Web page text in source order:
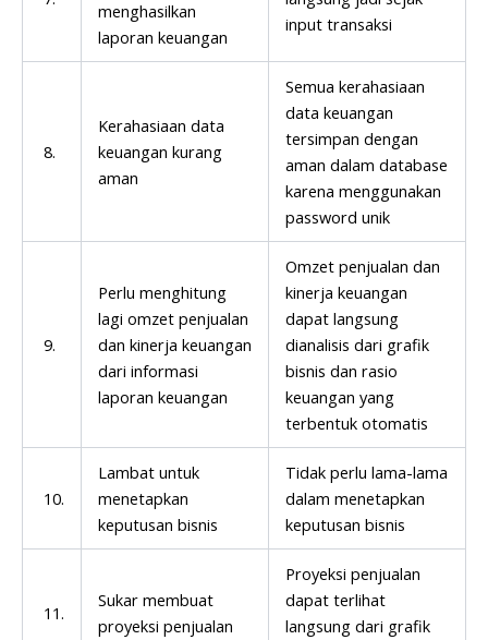
menghasilkan
laporan keuangan
input transaksi
8.
Kerahasiaan data
keuangan kurang
aman
Semua kerahasiaan
data keuangan
tersimpan dengan
aman dalam database
karena menggunakan
password unik
9.
Perlu menghitung
lagi omzet penjualan
dan kinerja keuangan
dari informasi
laporan keuangan
Omzet penjualan dan
kinerja keuangan
dapat langsung
dianalisis dari grafik
bisnis dan rasio
keuangan yang
terbentuk otomatis
10.
Lambat untuk
menetapkan
keputusan bisnis
Tidak perlu lama-lama
dalam menetapkan
keputusan bisnis
11.
Sukar membuat
proyeksi penjualan
Proyeksi penjualan
dapat terlihat
langsung dari grafik